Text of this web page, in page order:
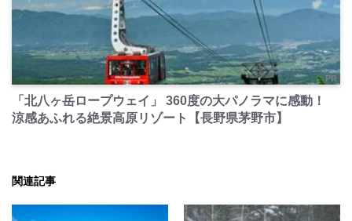
PR
「北八ヶ岳ロープウェイ」 360度の大パノラマに感動！
涼感あふれる絶景高原リゾート【長野県茅野市】
関連記事